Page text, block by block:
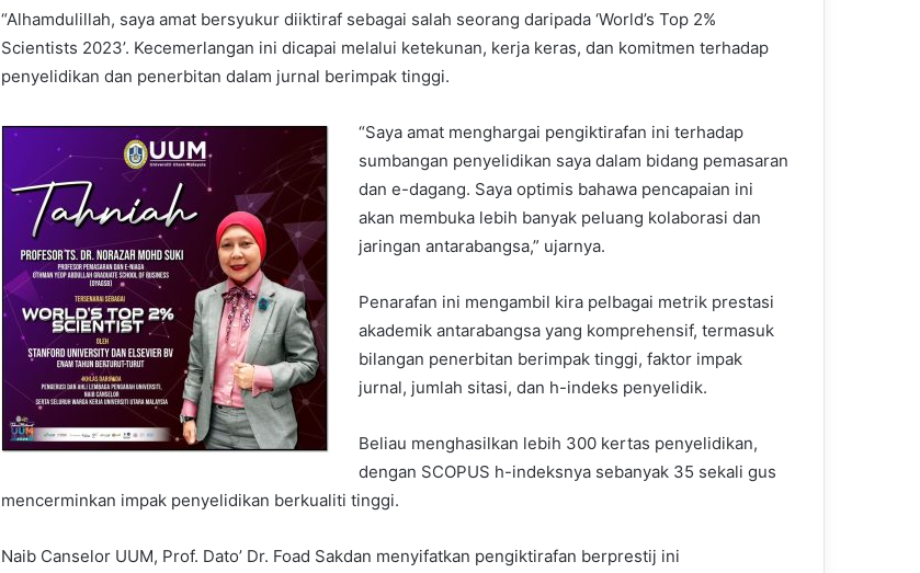
“Alhamdulillah, saya amat bersyukur diiktiraf sebagai salah seorang daripada ‘World’s Top 2%
Scientists 2023’. Kecemerlangan ini dicapai melalui ketekunan, kerja keras, dan komitmen terhadap
penyelidikan dan penerbitan dalam jurnal berimpak tinggi.
“Saya amat menghargai pengiktirafan ini terhadap
sumbangan penyelidikan saya dalam bidang pemasaran
dan e-dagang. Saya optimis bahawa pencapaian ini
akan membuka lebih banyak peluang kolaborasi dan
jaringan antarabangsa,” ujarnya.
Penarafan ini mengambil kira pelbagai metrik prestasi
akademik antarabangsa yang komprehensif, termasuk
bilangan penerbitan berimpak tinggi, faktor impak
jurnal, jumlah sitasi, dan h-indeks penyelidik.
Beliau menghasilkan lebih 300 kertas penyelidikan,
dengan SCOPUS h-indeksnya sebanyak 35 sekali gus
mencerminkan impak penyelidikan berkualiti tinggi.
Naib Canselor UUM, Prof. Dato’ Dr. Foad Sakdan menyifatkan pengiktirafan berprestij ini